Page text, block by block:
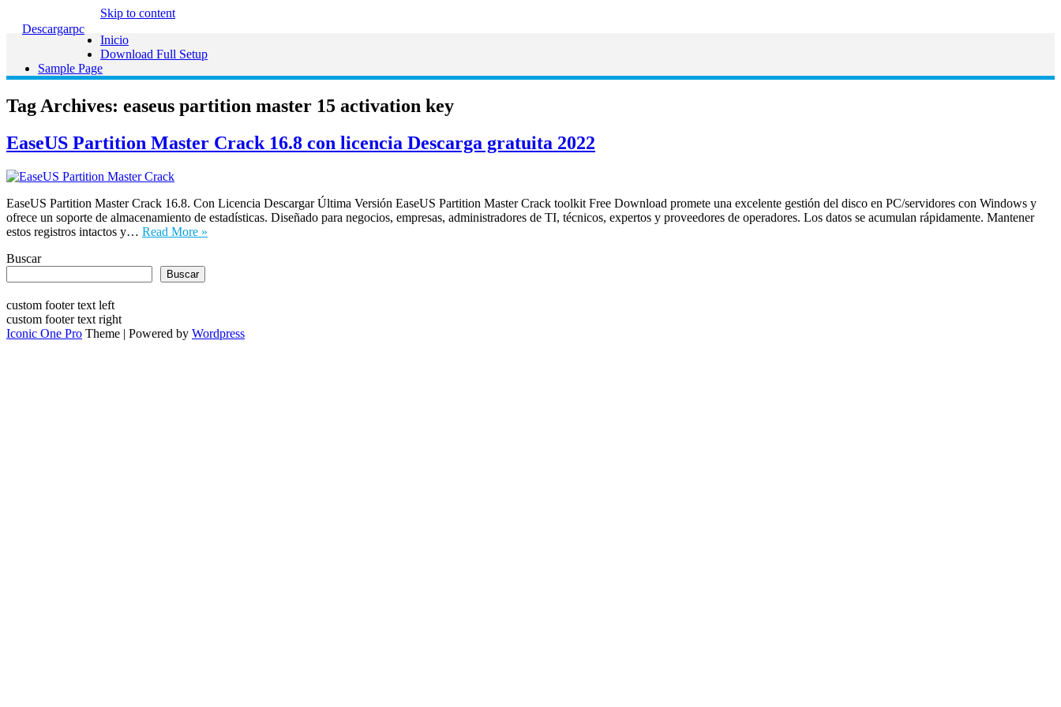
Descargarpc
Skip to content
Inicio
Download Full Setup
Sample Page
Tag Archives: easeus partition master 15 activation key
EaseUS Partition Master Crack 16.8 con licencia Descarga gratuita 2022
EaseUS Partition Master Crack 16.8. Con Licencia Descargar Última Versión EaseUS Partition Master Crack toolkit Free Download promete una excelente gestión del disco en PC/servidores con Windows y
ofrece un soporte de almacenamiento de estadísticas. Diseñado para negocios, empresas, administradores de TI, técnicos, expertos y proveedores de operadores. Los datos se acumulan rápidamente. Mantener
estos registros intactos y… Read More »
Buscar
Buscar
custom footer text left
custom footer text right
Iconic One Pro Theme | Powered by Wordpress